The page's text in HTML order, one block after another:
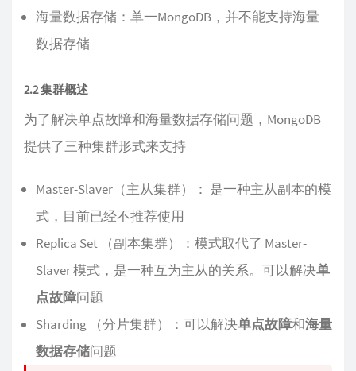
海量数据存储：单一MongoDB，并不能支持海量
数据存储
2.2 集群概述
为了解决单点故障和海量数据存储问题，MongoDB
提供了三种集群形式来支持
Master-Slaver（主从集群）： 是一种主从副本的模
式，目前已经不推荐使用
Replica Set （副本集群）：模式取代了 Master-
Slaver 模式，是一种互为主从的关系。可以解决单
点故障问题
Sharding （分片集群）：可以解决单点故障和海量
数据存储问题